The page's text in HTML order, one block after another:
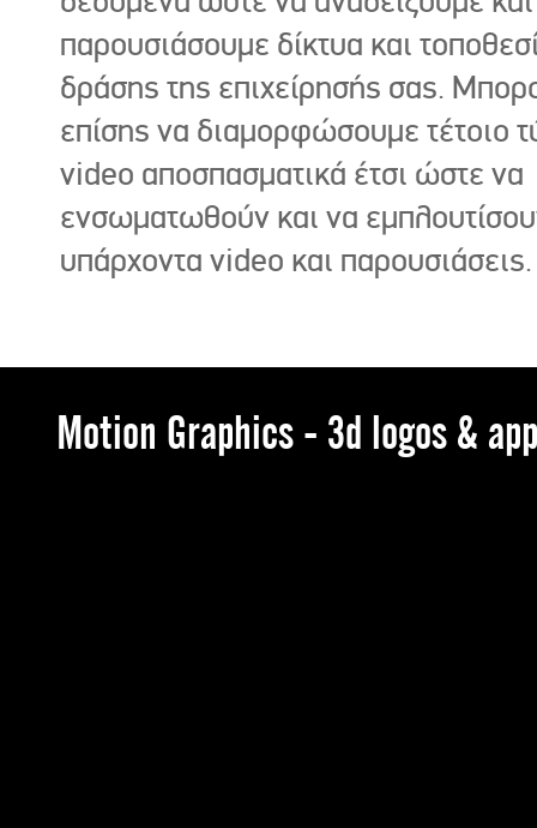
παρουσιάσουμε δίκτυα και
δράσης της επιχείρησής σας.
επίσης να διαμορφώσουμε τέτοιο
video αποσπασματικά έτσι ώστε να
ενσωματωθούν και να
υπάρχοντα video και παρουσιάσεις.
Motion Graphics - 3d logos &